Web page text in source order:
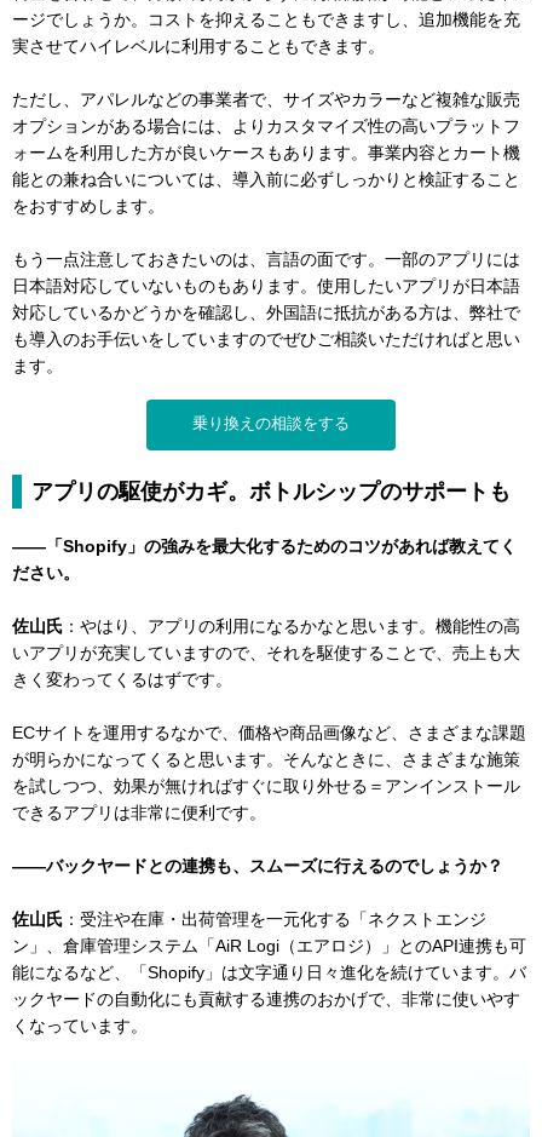
ージでしょうか。コストを抑えることもできますし、追加機能を充
実させてハイレベルに利用することもできます。
ただし、アパレルなどの事業者で、サイズやカラーなど複雑な販売
オプションがある場合には、よりカスタマイズ性の高いプラットフ
ォームを利用した方が良いケースもあります。事業内容とカート機
能との兼ね合いについては、導入前に必ずしっかりと検証すること
をおすすめします。
もう一点注意しておきたいのは、言語の面です。一部のアプリには
日本語対応していないものもあります。使用したいアプリが日本語
対応しているかどうかを確認し、外国語に抵抗がある方は、弊社で
も導入のお手伝いをしていますのでぜひご相談いただければと思い
ます。
乗り換えの相談をする
アプリの駆使がカギ。ボトルシップのサポートも
——「Shopify」の強みを最大化するためのコツがあれば教えてく
ださい。
佐山氏 ：やはり、アプリの利用になるかなと思います。機能性の高
いアプリが充実していますので、それを駆使することで、売上も大
きく変わってくるはずです。
ECサイトを運用するなかで、価格や商品画像など、さまざまな課題
が明らかになってくると思います。そんなときに、さまざまな施策
を試しつつ、効果が無ければすぐに取り外せる＝アンインストール
できるアプリは非常に便利です。
——バックヤードとの連携も、スムーズに行えるのでしょうか？
佐山氏 ：受注や在庫・出荷管理を一元化する「ネクストエンジ
ン」、倉庫管理システム「AiR Logi（エアロジ）」とのAPI連携も可
能になるなど、「Shopify」は文字通り日々進化を続けています。バ
ックヤードの自動化にも貢献する連携のおかげで、非常に使いやす
くなっています。